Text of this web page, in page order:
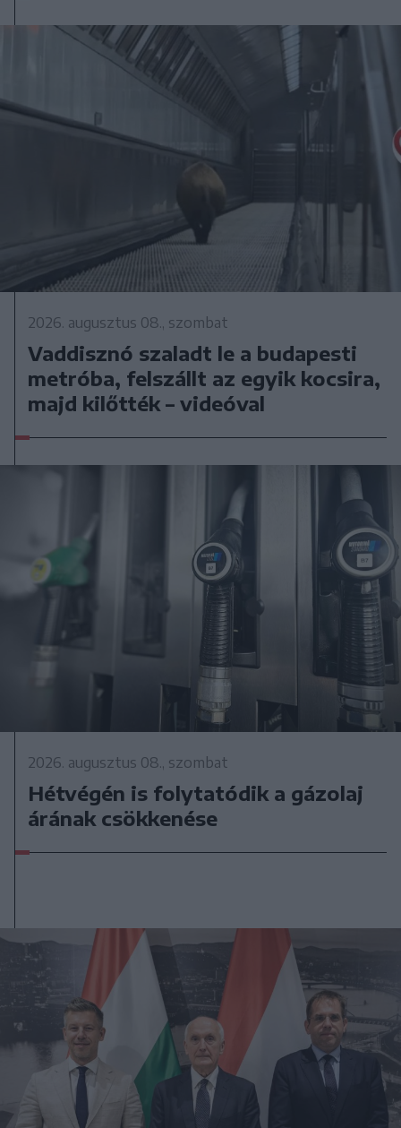
2026. augusztus 08., szombat
Vaddisznó szaladt le a budapesti
metróba, felszállt az egyik kocsira,
majd kilőtték – videóval
2026. augusztus 08., szombat
Hétvégén is folytatódik a gázolaj
árának csökkenése